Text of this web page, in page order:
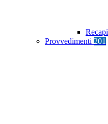
Provvedimenti 201